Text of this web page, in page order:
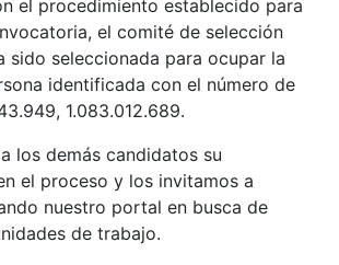
el procedimiento establecido para
el comité de selección
sido seleccionada para ocupar la
identificada con el número de
1.083.012.689.
los demás candidatos su
el proceso y los invitamos a
nuestro portal en busca de
de trabajo.